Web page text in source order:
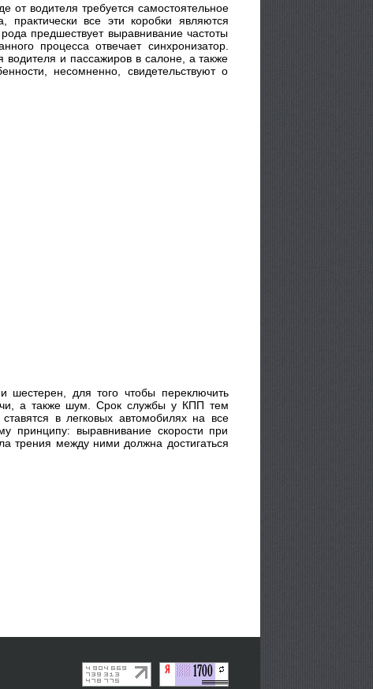
от водителя требуется самостоятельное
практически все эти коробки являются
предшествует выравнивание частоты
процесса отвечает синхронизатор.
и пассажиров в салоне, а также
несомненно, свидетельствуют о
шестерен, для того чтобы переключить
а также шум. Срок службы у КПП тем
в легковых автомобилях на все
принципу: выравнивание скорости при
трения между ними должна достигаться